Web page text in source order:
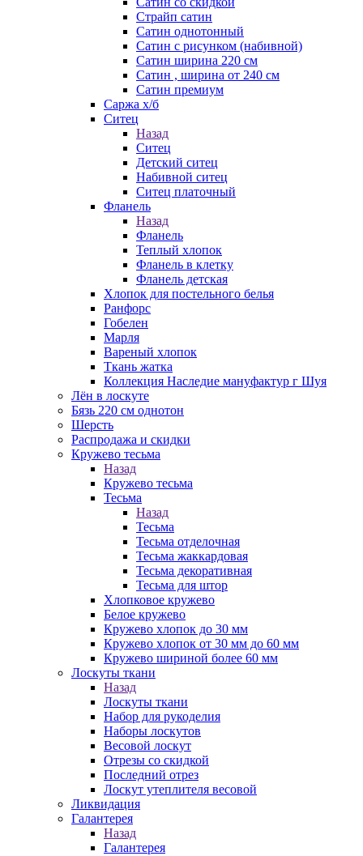
Страйп сатин
Сатин однотонный
Сатин с рисунком (набивной)
Сатин ширина 220 см
Сатин , ширина от 240 см
Сатин премиум
Саржа х/б
Ситец
Назад
Ситец
Детский ситец
Набивной ситец
Ситец платочный
Фланель
Назад
Фланель
Теплый хлопок
Фланель в клетку
Фланель детская
Хлопок для постельного белья
Ранфорс
Гобелен
Марля
Вареный хлопок
Ткань жатка
Коллекция Наследие мануфактур г Шуя
Лён в лоскуте
Бязь 220 см однотон
Шерсть
Распродажа и скидки
Кружево тесьма
Назад
Кружево тесьма
Тесьма
Назад
Тесьма
Тесьма отделочная
Тесьма жаккардовая
Тесьма декоративная
Тесьма для штор
Хлопковое кружево
Белое кружево
Кружево хлопок до 30 мм
Кружево хлопок от 30 мм до 60 мм
Кружево шириной более 60 мм
Лоскуты ткани
Назад
Лоскуты ткани
Набор для рукоделия
Наборы лоскутов
Весовой лоскут
Отрезы со скидкой
Последний отрез
Лоскут утеплителя весовой
Ликвидация
Галантерея
Назад
Галантерея